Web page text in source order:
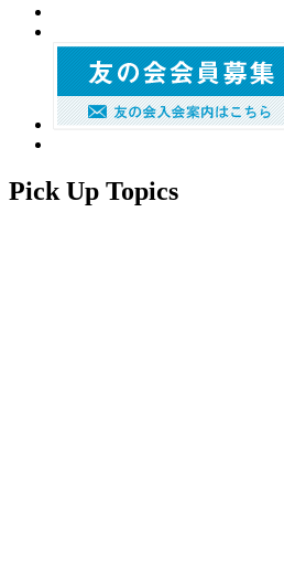
Pick Up Topics